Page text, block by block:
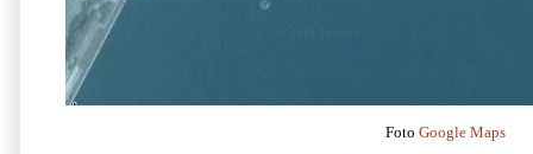
FotoGoogle Maps